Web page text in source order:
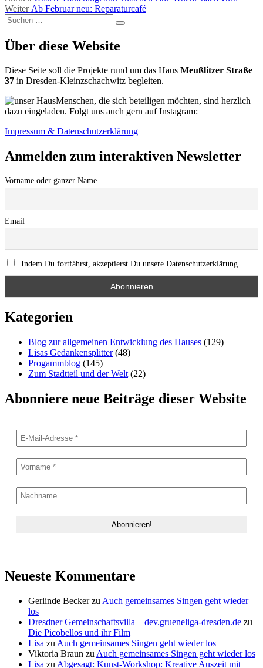
Beitrag:
Weiter Nächster
Beitrag:
Ab Februar neu: Reparaturcafé
Suchen
nach:
Suchen
Über diese Website
Diese Seite soll die Projekte rund um das Haus Meußlitzer Straße
37 in Dresden-Kleinzschachwitz begleiten.
Menschen, die sich beteiligen möchten, sind herzlich
dazu eingeladen. Folgt uns auch gern auf Instagram:
Impressum & Datenschutzerklärung
Anmelden zum interaktiven Newsletter
Vorname oder ganzer Name
Email
Indem Du fortfährst, akzeptierst Du unsere Datenschutzerklärung.
Kategorien
Blog zur allgemeinen Entwicklung des Hauses (129)
Lisas Gedankensplitter(48)
Progammblog (145)
Zum Stadtteil und der Welt (22)
Abonniere neue Beiträge dieser Website
Neueste Kommentare
Gerlinde Beckerzu Auch gemeinsames Singen geht wieder
los
Dresdner Gemeinschaftsvilla – dev.grueneliga-dresden.de zu
Die Picobellos und ihr Film
Lisa zu Auch gemeinsames Singen geht wieder los
Viktoria Braun zu Auch gemeinsames Singen geht wieder los
Lisa zu Abgesagt: Kunst-Workshop: Kreative Auszeit mit